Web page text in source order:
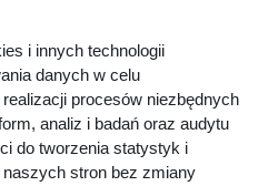
i innych technologii
danych w celu
procesów niezbędnych
analiz i badań oraz audytu
do tworzenia statystyk i
naszych stron bez zmiany